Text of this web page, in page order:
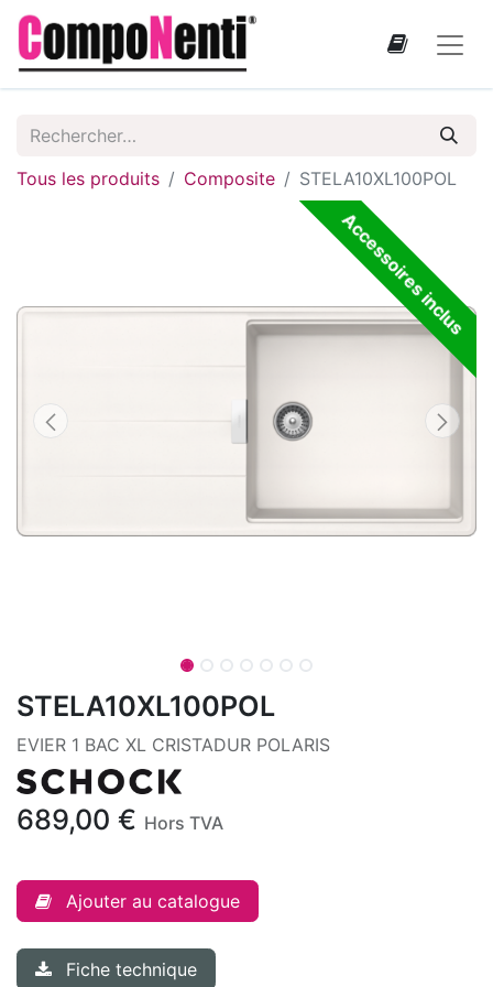
Tous les produits Composite STELA10XL100POL
Accessoires inclus
STELA10XL100POL
EVIER 1 BAC XL CRISTADUR POLARIS
689,00 € Hors TVA
Ajouter au catalogue
Fiche technique